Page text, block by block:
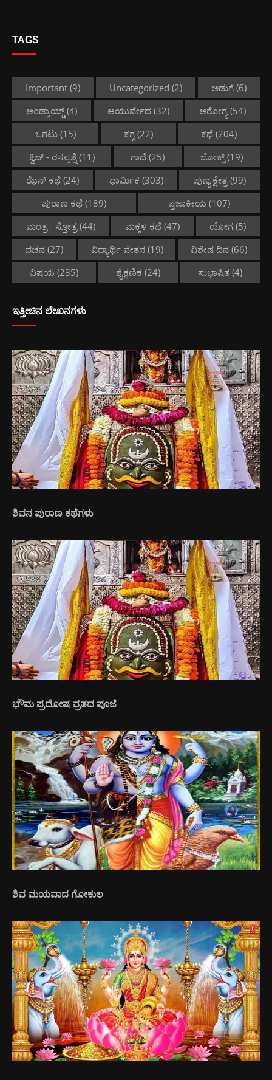
TAGS
Important (9) Uncategorized (2) ಅಡುಗೆ (6)
ಆಂಡ್ರಾಯ್ಡ್(4) ಆಯುರ್ವೇದ(32) ಆರೋಗ್ಯ (54)
ಒಗಟು(15) ಕಗ್ಗ(22) ಕಥೆ (204)
ಕ್ವಿಜ್ - ರಸಪ್ರಶ್ನೆ (11) ಗಾದೆ(25) ಜೋಕ್ಸ್ (19)
ಝೆನ್ ಕಥೆ(24) ಧಾರ್ಮಿಕ (303) ಪುಣ್ಯ ಕ್ಷೇತ್ರ(99)
ಪುರಾಣ ಕಥೆ (189) ಪ್ರಜಾಕೀಯ (107)
ಮಂತ್ರ - ಸ್ತೋತ್ರ(44) ಮಕ್ಕಳ ಕಥೆ(47) ಯೋಗ (5)
ವಚನ(27) ವಿದ್ಯಾರ್ಥಿ ವೇತನ(19) ವಿಶೇಷ ದಿನ (66)
ವಿಷಯ (235) ಶೈಕ್ಷಣಿಕ (24) ಸುಭಾಷಿತ (4)
ಇತ್ತೀಚಿನ ಲೇಖನಗಳು
ಶಿವನ ಪುರಾಣ ಕಥೆಗಳು
ಭೌಮ ಪ್ರದೋಷ ವ್ರತದ ಪೂಜೆ
ಶಿವ ಮಯವಾದ ಗೋಕುಲ